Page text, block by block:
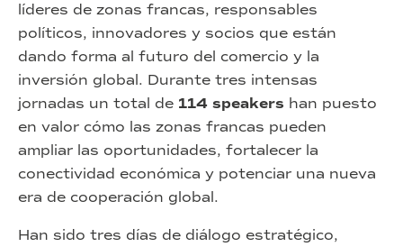
líderes de zonas francas, responsables
políticos, innovadores y socios que están
dando forma al futuro del comercio y la
inversión global. Durante tres intensas
jornadas un total de 114 speakers han puesto
en valor cómo las zonas francas pueden
ampliar las oportunidades, fortalecer la
conectividad económica y potenciar una nueva
era de cooperación global.
Han sido tres días de diálogo estratégico,